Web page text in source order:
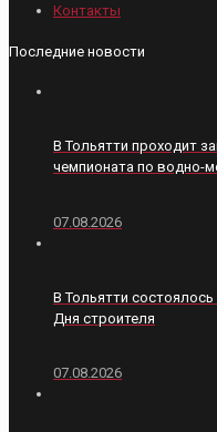
Контакты
Последние новости
В Тольятти проходит
чемпионата по водно-
07.08.2026
В Тольятти
Дня строителя
07.08.2026